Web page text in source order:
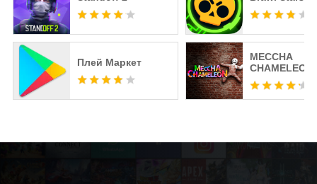
Плей Маркет
MECCHA
CHAMELEON